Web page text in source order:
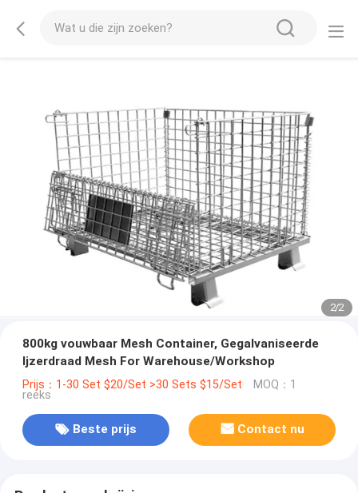
2/2
800kg vouwbaar Mesh Container, Gegalvaniseerde
Ijzerdraad Mesh For Warehouse/Workshop
Prijs：1-30 Set $20/Set >30 Sets $15/Set MOQ：1
reeks
Beste prijs Contact nu